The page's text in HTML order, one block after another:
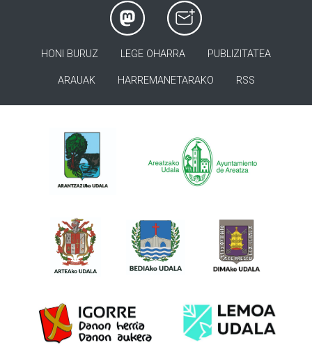
HONI BURUZ LEGE OHARRA PUBLIZITATEA
ARAUAK HARREMANETARAKO RSS